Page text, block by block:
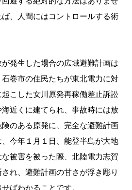
、人間にはコントロールする術
発生した場合の広域避難計画は
巻市の住民たちが東北電力に対
こした女川原発再稼働差止訴訟
近くに建てられ、事故時には放
のある原発に、完全な避難計画
今年１月１日、能登半島が大地
被害を被った際、北陸電力志賀
れ、避難計画の甘さが浮き彫り
ばわかることです。